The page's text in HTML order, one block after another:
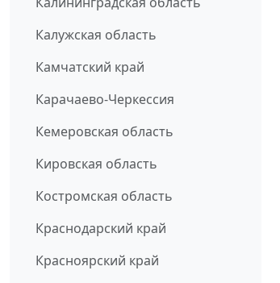
Калужская область
Камчатский край
Карачаево-Черкессия
Кемеровская область
Кировская область
Костромская область
Краснодарский край
Красноярский край